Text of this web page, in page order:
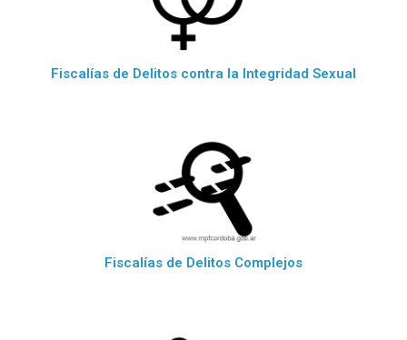
Fiscalías de Delitos contra la Integridad Sexual
Fiscalías de Delitos Complejos